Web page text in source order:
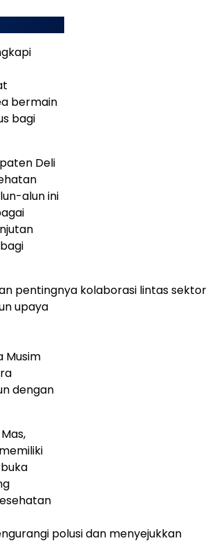
bermain
bagi
Deli
alun ini
pentingnya kolaborasi lintas sektor
upaya
Musim
dengan
polusi dan menyejukkan